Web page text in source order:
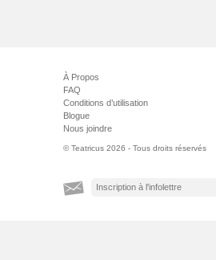
À Propos
FAQ
Conditions d’utilisation
Blogue
Nous joindre
© Teatricus 2026 - Tous droits réservés